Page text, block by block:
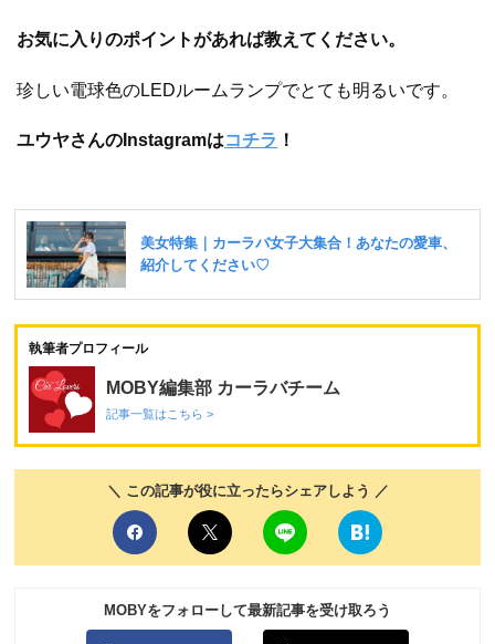
お気に入りのポイントがあれば教えてください。
珍しい電球色のLEDルームランプでとても明るいです。
ユウヤさんのInstagramはコチラ ！
執筆者プロフィール
MOBY編集部 カーラバチーム
記事一覧はこちら >
＼ この記事が役に立ったらシェアしよう ／
MOBYをフォローして最新記事を受け取ろう